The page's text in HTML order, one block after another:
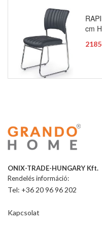
cm
ONIX-TRADE-HUNGARY Kft.
Rendelés információ:
Tel: +36 20 96 96 202
Kapcsolat